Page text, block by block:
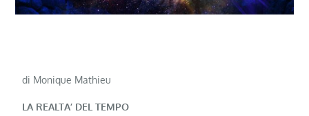
di Monique Mathieu
LA REALTA’ DEL TEMPO